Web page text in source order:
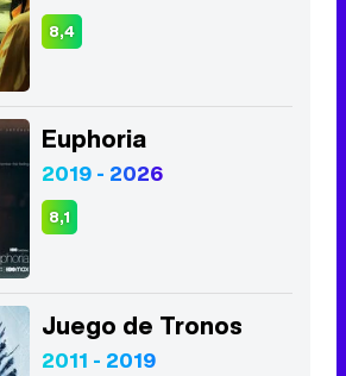
8,4
Euphoria
2019 - 2026
8,1
Juego de Tronos
2011 - 2019